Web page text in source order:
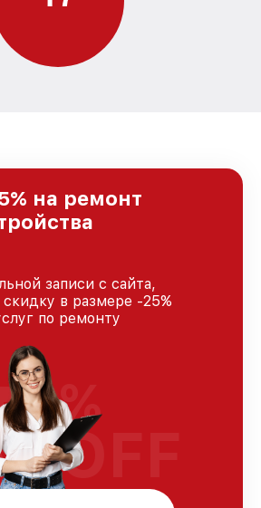
на ремонт
записи с сайта,
в размере -25%
по ремонту
%
OFF